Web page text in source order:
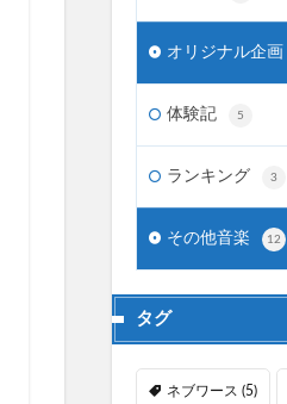
オリジナル企画
体験記 5
ランキング 3
その他音楽 12
タグ
ネブワース (5)